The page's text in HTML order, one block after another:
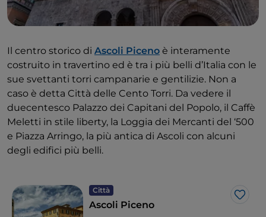
Il centro storico di Ascoli Piceno è interamente
costruito in travertino ed è tra i più belli d’Italia con le
sue svettanti torri campanarie e gentilizie. Non a
caso è detta Città delle Cento Torri. Da vedere il
duecentesco Palazzo dei Capitani del Popolo, il Caffè
Meletti in stile liberty, la Loggia dei Mercanti del ‘500
e Piazza Arringo, la più antica di Ascoli con alcuni
degli edifici più belli.
Città
Like
Ascoli Piceno